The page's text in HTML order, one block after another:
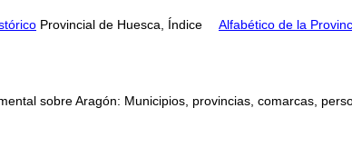
Provincial de Huesca, Índice Alfabético de la
sobre Aragón: Municipios, provincias, comarcas,